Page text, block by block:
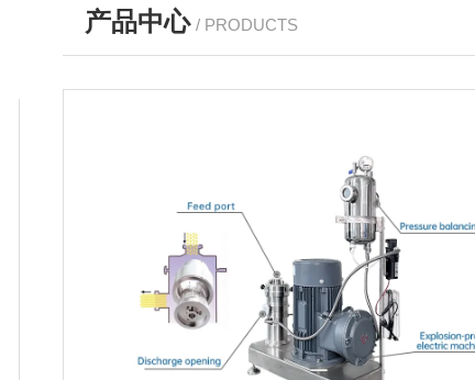
产品中心 / PRODUCTS